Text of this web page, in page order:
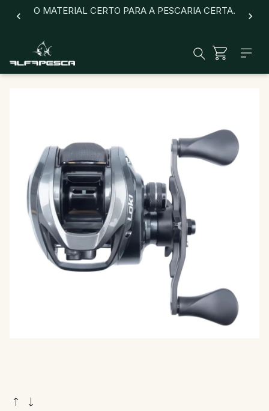
O MATERIAL CERTO PARA A PESCARIA CERTA.